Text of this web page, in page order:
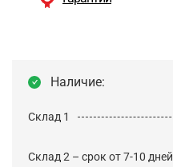
Наличие:
Склад 1
Склад 2 – срок от 7-10 дней